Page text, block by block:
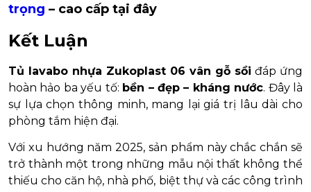
trọng – cao cấp tại đây
Kết Luận
Tủ lavabo nhựa Zukoplast 06 vân gỗ sồi đáp ứng
hoàn hảo ba yếu tố: bền – đẹp – kháng nước. Đây là
sự lựa chọn thông minh, mang lại giá trị lâu dài cho
phòng tắm hiện đại.
Với xu hướng năm 2025, sản phẩm này chắc chắn sẽ
trở thành một trong những mẫu nội thất không thể
thiếu cho căn hộ, nhà phố, biệt thự và các công trình